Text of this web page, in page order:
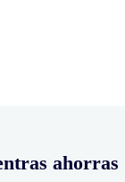
ahorras